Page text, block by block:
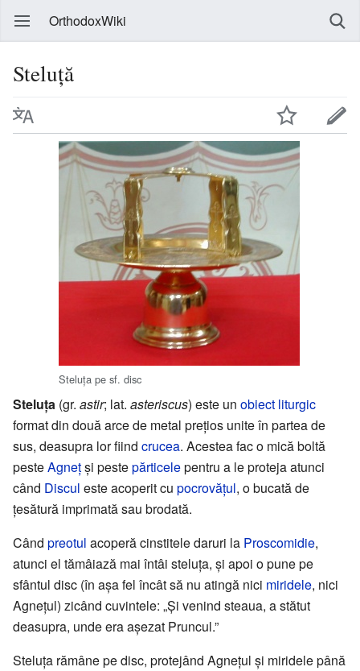
OrthodoxWiki
Steluță
Steluța pe sf. disc
Steluța (gr. astir; lat. asteriscus) este un obiect liturgic
format din două arce de metal prețios unite în partea de
sus, deasupra lor fiind crucea. Acestea fac o mică boltă
pesteAgnețși pestepărticelepentru a le proteja atunci
când Discul este acoperit cu pocrovățul, o bucată de
țesătură imprimată sau brodată.
Când preotul acoperă cinstitele daruri la Proscomidie,
atunci el tămâiază mai întâi steluța, și apoi o pune pe
sfântul disc (în așa fel încât să nu atingă nici miridele, nici
Agnețul) zicând cuvintele: „Și venind steaua, a stătut
deasupra, unde era așezat Pruncul.”
Steluța rămâne pe disc, protejând Agnețul și miridele până